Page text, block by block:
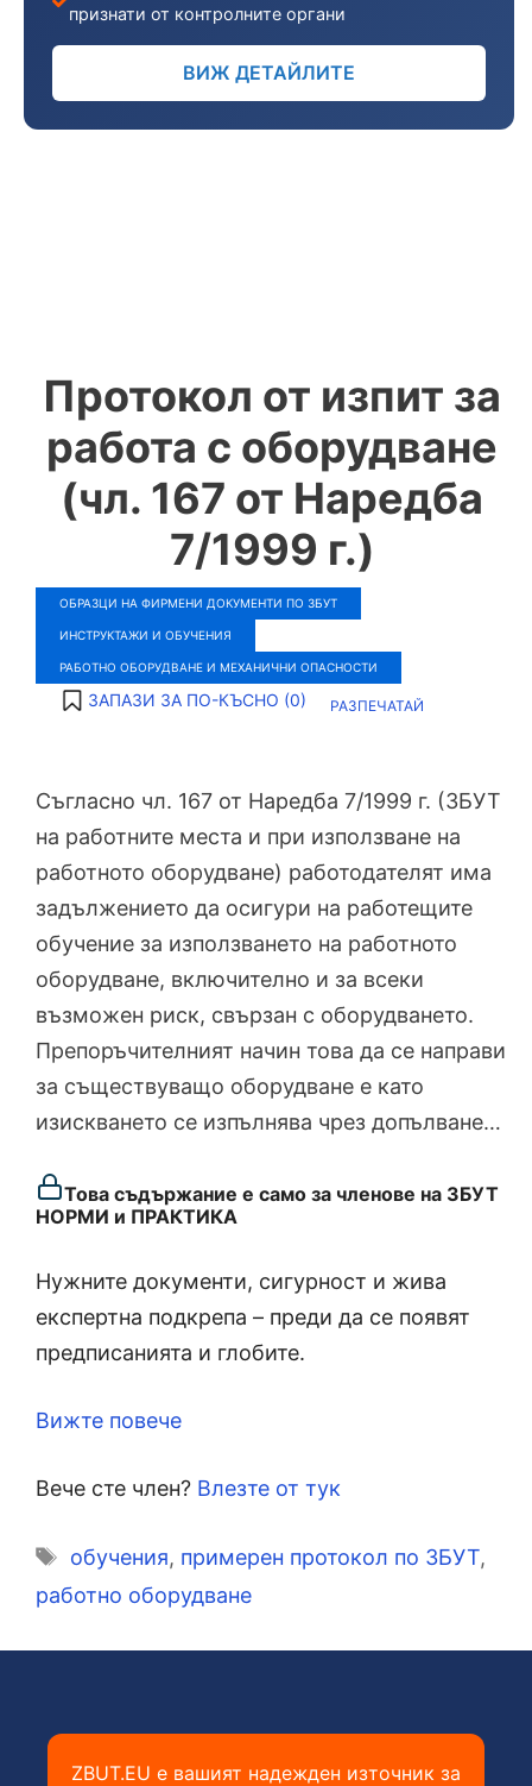
Протокол от изпит за
работа с оборудване
(чл. 167 от Наредба
7/1999 г.)
ОБРАЗЦИ НА ФИРМЕНИ ДОКУМЕНТИ ПО ЗБУТ
ИНСТРУКТАЖИ И ОБУЧЕНИЯ
РАБОТНО ОБОРУДВАНЕ И МЕХАНИЧНИ ОПАСНОСТИ
ЗАПАЗИ ЗА ПО-КЪСНО (0) РАЗПЕЧАТАЙ
Съгласно чл. 167 от Наредба 7/1999 г. (ЗБУТ
на работните места и при използване на
работното оборудване) работодателят има
задължението да осигури на работещите
обучение за използването на работното
оборудване, включително и за всеки
възможен риск, свързан с оборудването.
Препоръчителният начин това да се направи
за съществуващо оборудване е като
изискването се изпълнява чрез допълване…
Това съдържание е само за членове на ЗБУТ
НОРМИ и ПРАКТИКА
Нужните документи, сигурност и жива
експертна подкрепа – преди да се появят
предписанията и глобите.
Вижте повече
Вече сте член? Влезте от тук
Етикети
обучения, примерен протокол по ЗБУТ,
работно оборудване
признати от контролните органи
ВИЖ ДЕТАЙЛИТЕ
ZBUT.EU е вашият надежден източник за